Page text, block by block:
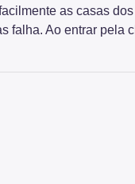
as casas
falha. Ao entrar pela